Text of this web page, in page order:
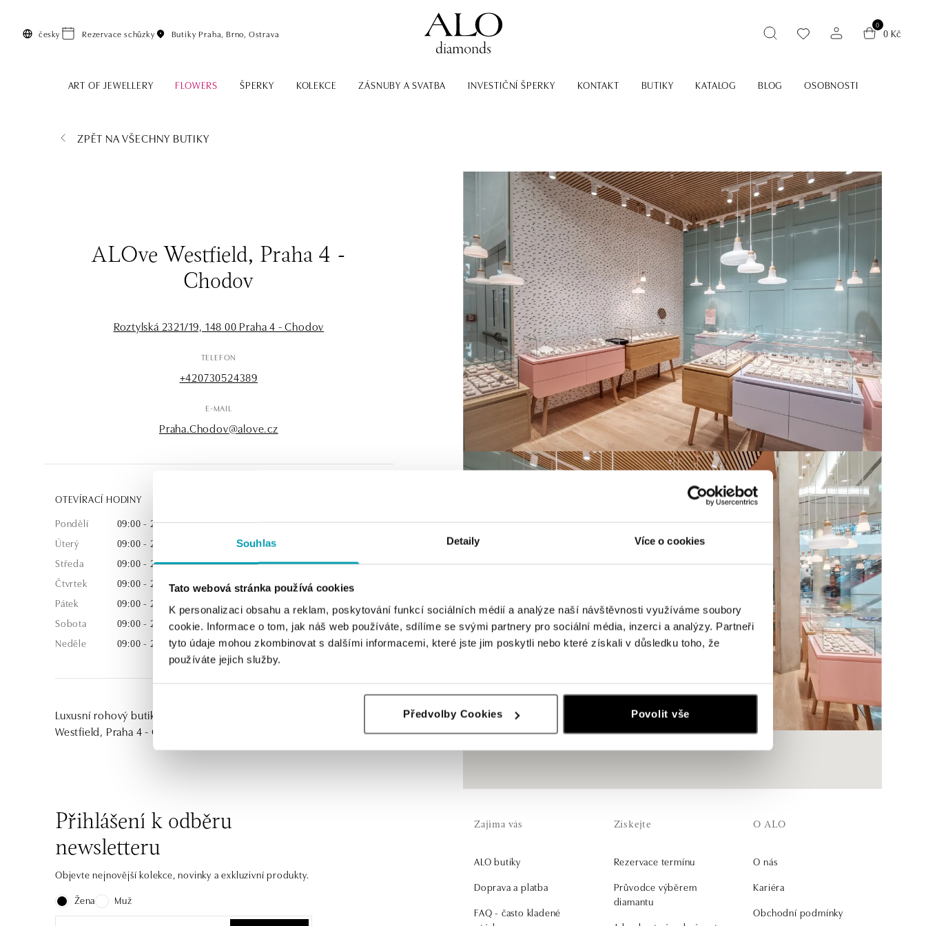
Souhlas Detaily Více o cookies
Tato webová stránka používá cookies
K personalizaci obsahu a reklam, poskytování funkcí sociálních médií a analýze naší návštěvnosti využíváme soubory
cookie. Informace o tom, jak náš web používáte, sdílíme se svými partnery pro sociální média, inzerci a analýzy. Partneři
tyto údaje mohou zkombinovat s dalšími informacemi, které jste jim poskytli nebo které získali v důsledku toho, že
používáte jejich služby.
Předvolby Cookies Povolit vše
česky Rezervace schůzky Butiky Praha, Brno, Ostrava
0
0 Kč
ART OF JEWELLERY FLOWERS ŠPERKY KOLEKCE ZÁSNUBY A SVATBA INVESTIČNÍ ŠPERKY KONTAKT BUTIKY KATALOG BLOG OSOBNOSTI
ZPĚT NA VŠECHNY BUTIKY
ALOve Westfield, Praha 4 -
Chodov
Roztylská 2321/19, 148 00 Praha 4 - Chodov
TELEFON
+420730524389
E-MAIL
Praha.Chodov@alove.cz
OTEVÍRACÍ HODINY
Pondělí
09:00 - 21:00
Úterý
09:00 - 21:00
Středa
09:00 - 21:00
Čtvrtek
09:00 - 21:00
Pátek
09:00 - 21:00
Sobota
09:00 - 21:00
Neděle
09:00 - 21:00
Luxusní rohový butik se nachází v prvním patře v nové části
Westfield, Praha 4 - Chodov, přímo pod foodcourtem.
Přihlášení k odběru
newsletteru
Objevte nejnovější kolekce, novinky a exkluzivní produkty.
Žena
Muž
Zajíma vás
ALO butiky
Doprava a platba
FAQ - často kladené
Získejte
Rezervace termínu
Průvodce výběrem
diamantu
O ALO
O nás
Kariéra
Obchodní podmínky